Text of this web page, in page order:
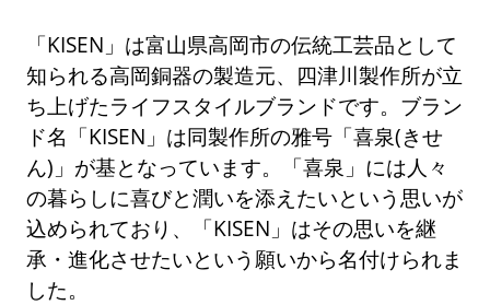
「KISEN」は富山県高岡市の伝統工芸品として
知られる高岡銅器の製造元、四津川製作所が立
ち上げたライフスタイルブランドです。ブラン
ド名「KISEN」は同製作所の雅号「喜泉(きせ
ん)」が基となっています。「喜泉」には人々
の暮らしに喜びと潤いを添えたいという思いが
込められており、「KISEN」はその思いを継
承・進化させたいという願いから名付けられま
した。